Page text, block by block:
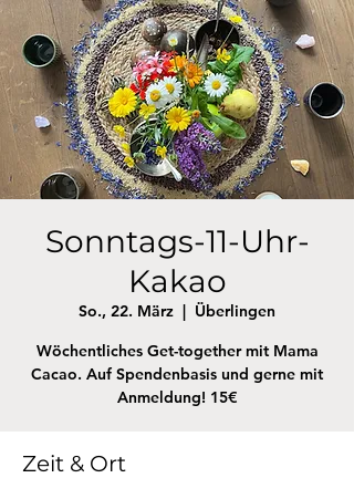
Sonntags-11-Uhr-
Kakao
So., 22. März
  |
Überlingen
Wöchentliches Get-together mit Mama
Cacao. Auf Spendenbasis und gerne mit
Anmeldung! 15€
Zeit & Ort